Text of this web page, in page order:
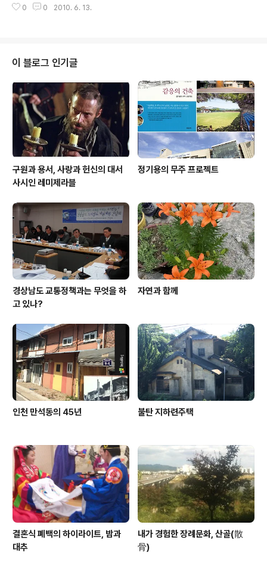
육청은 인조잔디 비리의혹에서 시작하여 교사채용비리, 부
다. 기억하실지 모르겠습니다만 1996년 10월 22일 진주
관 군수님을 초청해서 민선자치 1년을 되돌아보는 자리였
습니다. 어렵게 부활한 지방자치를 위해 정말 오랜만에 19
95년 6월 27일 지방선거가 있었고 많은 사람들의 예상을
깨고 전국 최연소 자치단체장으로 선출된 것을 우리 모두
가 잘 알고 있었습니다. 그때도 축하인사를 드렸습니다만
이번 6. 2 지방선거에서 한나라당 텃밭이..
0 0 2010. 6. 13.
이 블로그 인기글
구원과 용서, 사랑과 헌신의 대서
사시인 레미제라블
정기용의 무주 프로젝트
경상남도 교통정책과는 무엇을 하
고 있나?
자연과 함께
인천 만석동의 45년 불탄 지하련주택
결혼식 폐백의 하이라이트, 밤과
대추
내가 경험한 장례문화, 산골(散
骨)